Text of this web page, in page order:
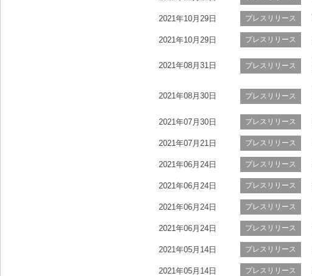
2021年10月29日 プレスリリース
2021年10月29日 プレスリリース
2021年08月31日 プレスリリース
2021年08月30日 プレスリリース
2021年07月30日 プレスリリース
2021年07月21日 プレスリリース
2021年06月24日 プレスリリース
2021年06月24日 プレスリリース
2021年06月24日 プレスリリース
2021年06月24日 プレスリリース
2021年05月14日 プレスリリース
2021年05月14日 プレスリリース